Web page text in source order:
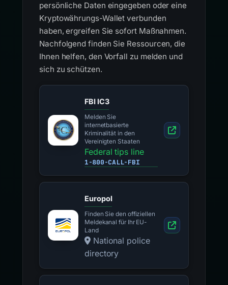
persönliche Daten eingegeben oder eine
Kryptowährungs-Wallet verbunden
haben, ergreifen Sie sofort Maßnahmen.
Nachfolgend finden Sie Ressourcen, die
Ihnen helfen, den Vorfall zu melden und
sich zu schützen.
FBI IC3
Melden Sie
internetbasierte
Kriminalität in den
Vereinigten Staaten
Federal tips line
1-800-CALL-FBI
Europol
Finden Sie den offiziellen
Meldekanal für Ihr EU-
Land
National police
directory